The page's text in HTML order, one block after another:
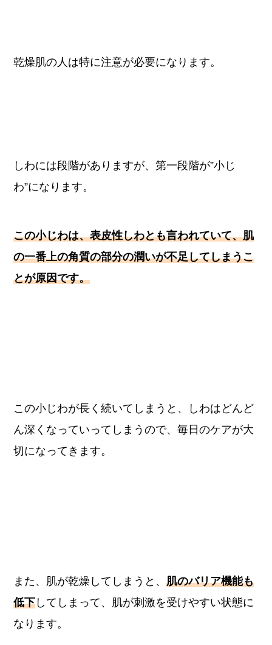
乾燥肌の人は特に注意が必要になります。
しわには段階がありますが、第一段階が”小じ
わ”になります。
この小じわは、表皮性しわとも言われていて、肌
の一番上の角質の部分の潤いが不足してしまうこ
とが原因です。
この小じわが長く続いてしまうと、しわはどんど
ん深くなっていってしまうので、毎日のケアが大
切になってきます。
また、肌が乾燥してしまうと、肌のバリア機能も
低下 してしまって、肌が刺激を受けやすい状態に
なります。